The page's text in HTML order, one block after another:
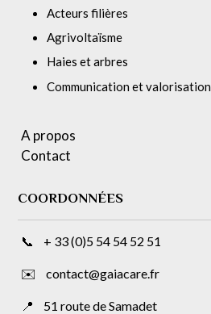
Acteurs filières
Agrivoltaïsme
Haies et arbres
Communication et valorisation
A propos
Contact
COORDONNÉES
📞 + 33 (0)5 54 54 52 51
✉️ contact@gaiacare.fr
📍 51 route de Samadet